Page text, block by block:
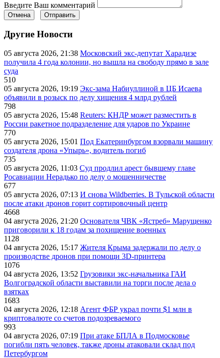
Введите Ваш комментарий
Отмена Отправить
Другие Новости
05 августа 2026, 21:38 Московский экс-депутат Харадизе
получила 4 года колонии, но вышла на свободу прямо в зале
суда
510
05 августа 2026, 19:19 Экс-зама Набиуллиной в ЦБ Исаева
объявили в розыск по делу хищения 4 млрд рублей
798
05 августа 2026, 15:48 Reuters: КНДР может разместить в
России ракетное подразделение для ударов по Украине
770
05 августа 2026, 15:01 Под Екатеринбургом взорвали машину
создателя дрона «Упырь», водитель погиб
735
05 августа 2026, 11:03 Суд продлил арест бывшему главе
Росавиации Нерадько по делу о мошенничестве
677
05 августа 2026, 07:13 И снова Wildberries. В Тульской области
после атаки дронов горит сортировочный центр
4668
04 августа 2026, 21:20 Основателя ЧВК «Ястреб» Марущенко
приговорили к 18 годам за похищение военных
1128
04 августа 2026, 15:17 Жителя Крыма задержали по делу о
производстве дронов при помощи 3D‑принтера
1076
04 августа 2026, 13:52 Грузовики экс-начальника ГАИ
Волгоградской области выставили на торги после дела о
взятках
1683
04 августа 2026, 12:18 Агент ФБР украл почти $1 млн в
криптовалюте со счетов подозреваемого
993
04 августа 2026, 07:19 При атаке БПЛА в Подмосковье
погибли пять человек, также дроны атаковали склад под
Петербургом